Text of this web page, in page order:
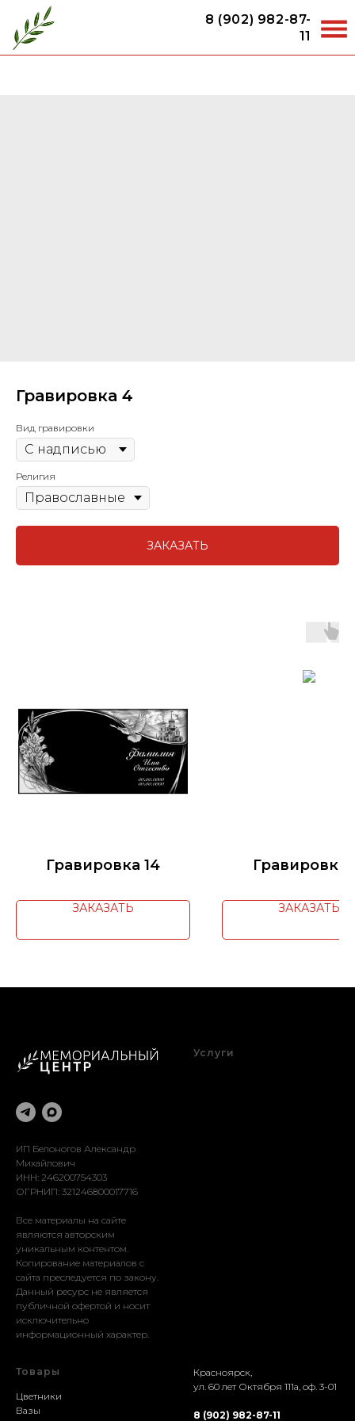
8 (902) 982-87-
11
Гравировка 4
Вид гравировки
Религия
ЗАКАЗАТЬ
Гравировка 14
ЗАКАЗАТЬ
Гравировка
ЗАКАЗАТЬ
ИП Белоногов Александр
Михайлович
ИНН: 246200754303
ОГРНИП: 321246800017716
Все материалы на сайте
являются авторским
уникальным контентом.
Копирование материалов с
сайта преследуется по закону.
Данный ресурс не является
публичной офертой и носит
исключительно
информационный характер.
Услуги
Товары
Цветники
Вазы
Красноярск,
ул. 60 лет Октября 111а, оф. 3-01
8 (902) 982-87-11